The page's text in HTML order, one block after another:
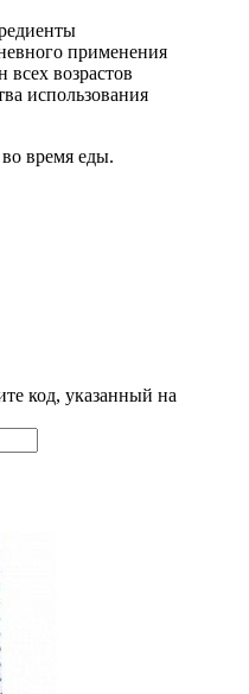
применения
возрастов
использования
время еды.
код, указанный на